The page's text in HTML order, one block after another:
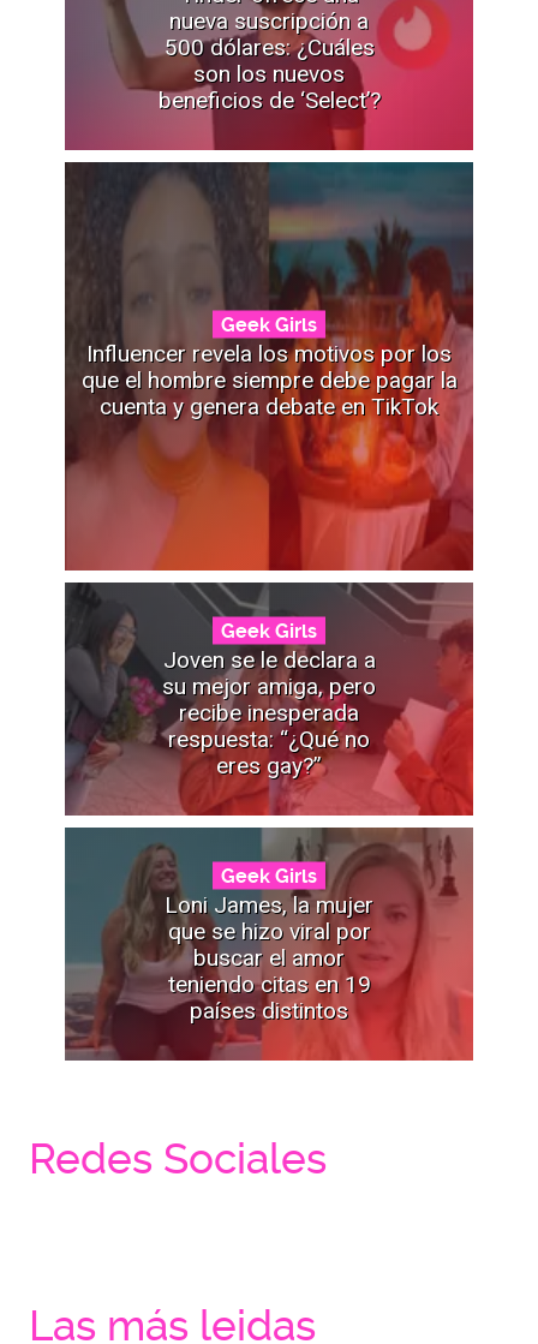
nueva suscripción a
500 dólares: ¿Cuáles
son los nuevos
beneficios de ‘Select’?
Geek Girls
Influencer revela los motivos por los
que el hombre siempre debe pagar la
cuenta y genera debate en TikTok
Geek Girls
Joven se le declara a
su mejor amiga, pero
recibe inesperada
respuesta: “¿Qué no
eres gay?”
Geek Girls
Loni James, la mujer
que se hizo viral por
buscar el amor
teniendo citas en 19
países distintos
Redes Sociales
Las más leidas